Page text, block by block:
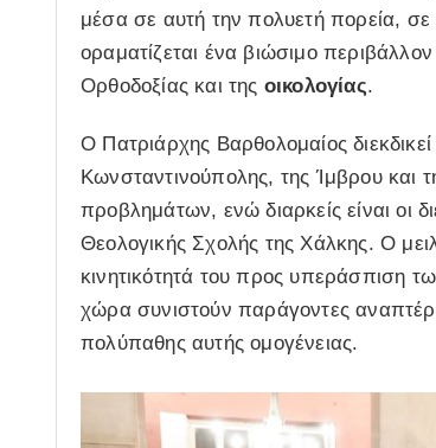
μέσα σε αυτή την πολυετή πορεία, σε
οραματίζεται ένα βιώσιμο
Ορθοδοξίας και της οικολογίας.
Ο Πατριάρχης Βαρθολομαίος διεκδικεί
Κωνσταντινούπολης, της Ίμβρου και
προβλημάτων, ενώ διαρκείς είναι οι
Θεολογικής Σχολής της Χάλκης. Ο
κινητικότητά του προς υπεράσπιση
χώρα συνιστούν παράγοντες
πολύπαθης αυτής ομογένειας.